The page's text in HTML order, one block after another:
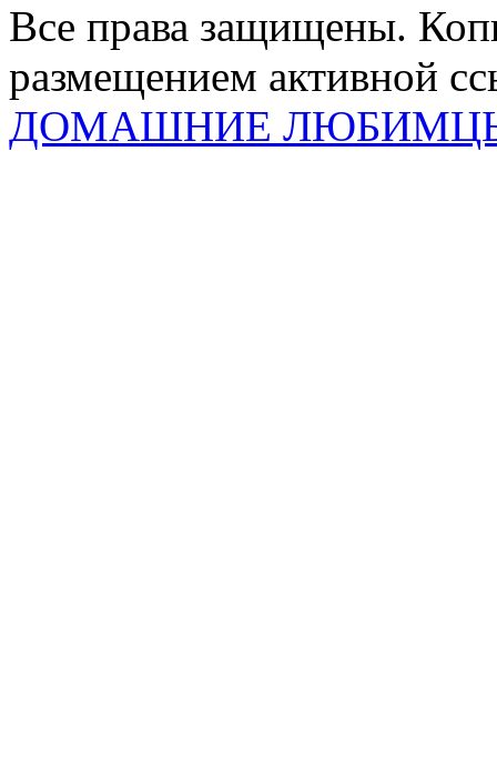
Все права защищены.
размещением активной
ДОМАШНИЕ